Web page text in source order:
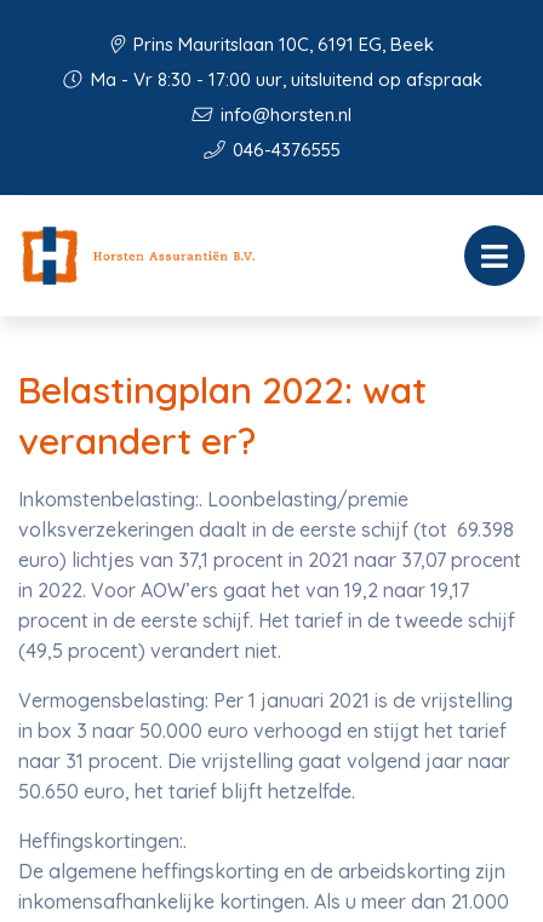
Prins Mauritslaan 10C, 6191 EG, Beek
Ma - Vr 8:30 - 17:00 uur, uitsluitend op afspraak
info@horsten.nl
046-4376555
Belastingplan 2022: wat
verandert er?
Inkomstenbelasting:. Loonbelasting/premie
volksverzekeringen daalt in de eerste schijf (tot 69.398
euro) lichtjes van 37,1 procent in 2021 naar 37,07 procent
in 2022. Voor AOW’ers gaat het van 19,2 naar 19,17
procent in de eerste schijf. Het tarief in de tweede schijf
(49,5 procent) verandert niet.
Vermogensbelasting: Per 1 januari 2021 is de vrijstelling
in box 3 naar 50.000 euro verhoogd en stijgt het tarief
naar 31 procent. Die vrijstelling gaat volgend jaar naar
50.650 euro, het tarief blijft hetzelfde.
Heffingskortingen:.
De algemene heffingskorting en de arbeidskorting zijn
inkomensafhankelijke kortingen. Als u meer dan 21.000